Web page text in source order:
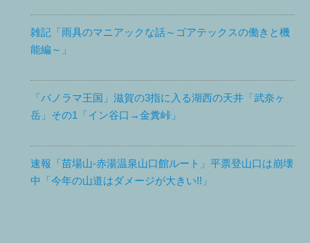
雑記「雨具のマニアックな話～ゴアテックスの働きと機
能編～」
「パノラマ王国」滋賀の3指に入る湖西の天井「武奈ヶ
岳」その1「イン谷口→金糞峠」
速報「苗場山-赤湯温泉山口館ルート」平票登山口は崩壊
中「今年の山道はダメージが大きい!!」